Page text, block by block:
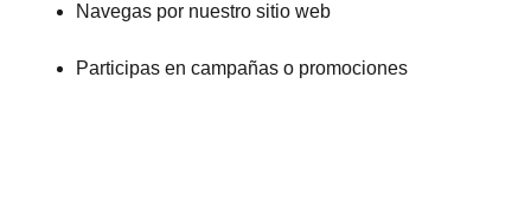
Navegas por nuestro sitio web
Participas en campañas o promociones